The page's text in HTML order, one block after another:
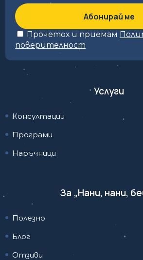
Прочетох и приемам
поверителност
Услуги
Консултации
Програми
Наръчници
За „Нани, нани,
Полезно
Блог
Отзиви